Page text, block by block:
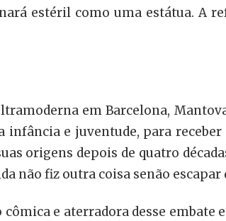
estéril como uma estátua. A
em Barcelona,
infância e juventude, para
origens depois de quatro
não fiz outra coisa senão escapar
e aterradora desse